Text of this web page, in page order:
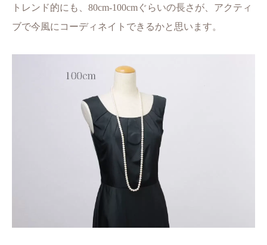
トレンド的にも、80cm-100cmぐらいの長さが、アクティ
ブで今風にコーディネイトできるかと思います。